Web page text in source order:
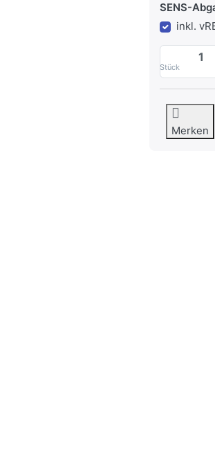
SENS-
inkl.
Stück
Merken